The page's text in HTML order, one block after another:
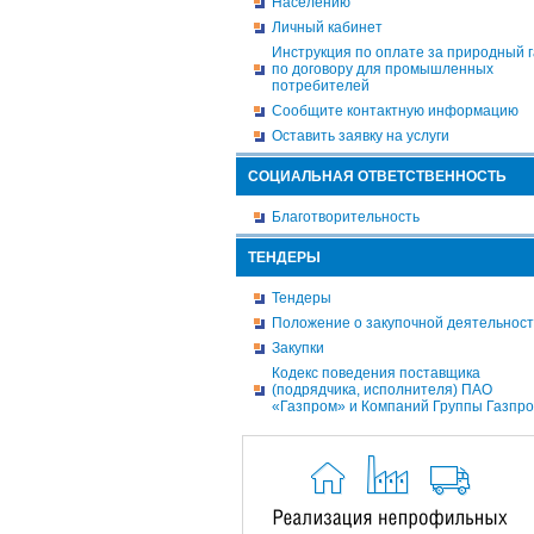
Личный кабинет
Инструкция по оплате за природный
по договору для промышленных
потребителей
Сообщите контактную информацию
Оставить заявку на услуги
СОЦИАЛЬНАЯ ОТВЕТСТВЕННОСТЬ
Благотворительность
ТЕНДЕРЫ
Тендеры
Положение о закупочной
Закупки
Кодекс поведения поставщика
(подрядчика, исполнителя) ПАО
«Газпром» и Компаний Группы